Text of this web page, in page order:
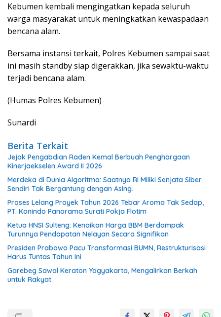
Kebumen kembali mengingatkan kepada seluruh
warga masyarakat untuk meningkatkan kewaspadaan
bencana alam.
Bersama instansi terkait, Polres Kebumen sampai saat
ini masih standby siap digerakkan, jika sewaktu-waktu
terjadi bencana alam.
(Humas Polres Kebumen)
Sunardi
Berita Terkait
Jejak Pengabdian Raden Kemal Berbuah Penghargaan
Kinerjaekselen Award II 2026
Merdeka di Dunia Algoritma: Saatnya RI Miliki Senjata Siber
Sendiri Tak Bergantung dengan Asing.
Proses Lelang Proyek Tahun 2026 Tebar Aroma Tak Sedap,
PT. Konindo Panorama Surati Pokja Flotim
Ketua HNSI Sulteng: Kenaikan Harga BBM Berdampak
Turunnya Pendapatan Nelayan Secara Signifikan
Presiden Prabowo Pacu Transformasi BUMN, Restrukturisasi
Harus Tuntas Tahun Ini
Garebeg Sawal Keraton Yogyakarta, Mengalirkan Berkah
untuk Rakyat